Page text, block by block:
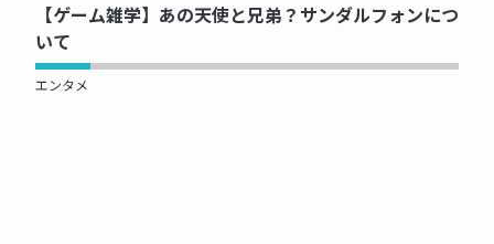
【ゲーム雑学】あの天使と兄弟？サンダルフォンにつ
いて
エンタメ